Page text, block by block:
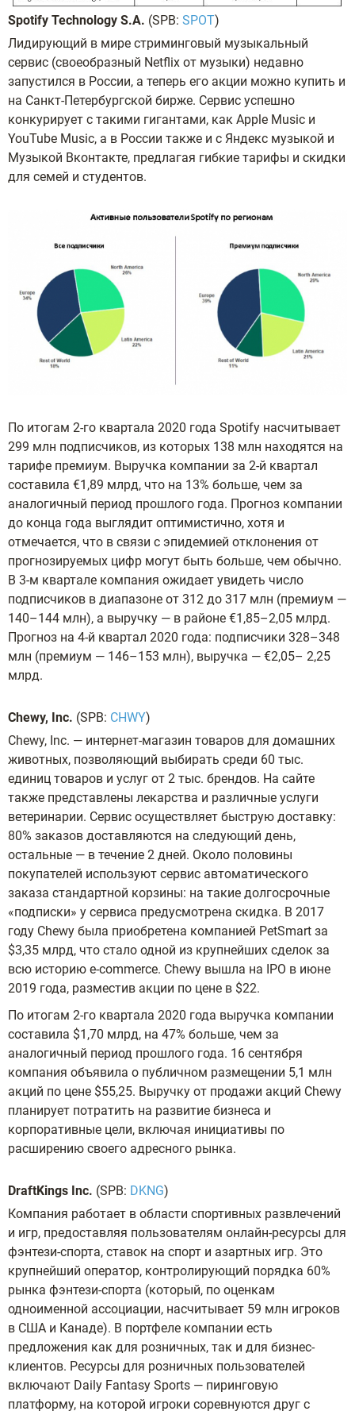
Spotify Technology S.A. (SPB: SPOT)
Лидирующий в мире стриминговый музыкальный
сервис (своеобразный Netflix от музыки) недавно
запустился в России, а теперь его акции можно купить и
на Санкт-Петербургской бирже. Сервис успешно
конкурирует с такими гигантами, как Apple Music и
YouTube Music, а в России также и с Яндекс музыкой и
Музыкой Вконтакте, предлагая гибкие тарифы и скидки
для семей и студентов.
По итогам 2-го квартала 2020 года Spotify насчитывает
299 млн подписчиков, из которых 138 млн находятся на
тарифе премиум. Выручка компании за 2-й квартал
составила €1,89 млрд, что на 13% больше, чем за
аналогичный период прошлого года. Прогноз компании
до конца года выглядит оптимистично, хотя и
отмечается, что в связи с эпидемией отклонения от
прогнозируемых цифр могут быть больше, чем обычно.
В 3-м квартале компания ожидает увидеть число
подписчиков в диапазоне от 312 до 317 млн (премиум —
140–144 млн), а выручку — в районе €1,85–2,05 млрд.
Прогноз на 4-й квартал 2020 года: подписчики 328–348
млн (премиум — 146–153 млн), выручка — €2,05– 2,25
млрд.
Chewy, Inc. (SPB: CHWY)
Chewy, Inc. — интернет-магазин товаров для домашних
животных, позволяющий выбирать среди 60 тыс.
единиц товаров и услуг от 2 тыс. брендов. На сайте
также представлены лекарства и различные услуги
ветеринарии. Сервис осуществляет быструю доставку:
80% заказов доставляются на следующий день,
остальные — в течение 2 дней. Около половины
покупателей используют сервис автоматического
заказа стандартной корзины: на такие долгосрочные
«подписки» у сервиса предусмотрена скидка. В 2017
году Chewy была приобретена компанией PetSmart за
$3,35 млрд, что стало одной из крупнейших сделок за
всю историю e-commerce. Chewy вышла на IPO в июне
2019 года, разместив акции по цене в $22.
По итогам 2-го квартала 2020 года выручка компании
составила $1,70 млрд, на 47% больше, чем за
аналогичный период прошлого года. 16 сентября
компания объявила о публичном размещении 5,1 млн
акций по цене $55,25. Выручку от продажи акций Chewy
планирует потратить на развитие бизнеса и
корпоративные цели, включая инициативы по
расширению своего адресного рынка.
DraftKings Inc. (SPB: DKNG)
Компания работает в области спортивных развлечений
и игр, предоставляя пользователям онлайн-ресурсы для
фэнтези-спорта, ставок на спорт и азартных игр. Это
крупнейший оператор, контролирующий порядка 60%
рынка фэнтези-спорта (который, по оценкам
одноименной ассоциации, насчитывает 59 млн игроков
в США и Канаде). В портфеле компании есть
предложения как для розничных, так и для бизнес-
клиентов. Ресурсы для розничных пользователей
включают Daily Fantasy Sports — пиринговую
платформу, на которой игроки соревнуются друг с